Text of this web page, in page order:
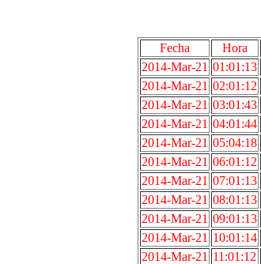
Fecha Hora
2014-Mar-21 01:01:13
2014-Mar-21 02:01:12
2014-Mar-21 03:01:43
2014-Mar-21 04:01:44
2014-Mar-21 05:04:18
2014-Mar-21 06:01:12
2014-Mar-21 07:01:13
2014-Mar-21 08:01:13
2014-Mar-21 09:01:13
2014-Mar-21 10:01:14
2014-Mar-21 11:01:12